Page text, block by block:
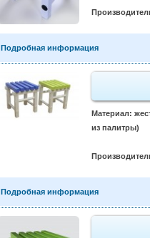
Подробная информация
Материал:
из палитры)
Подробная информация